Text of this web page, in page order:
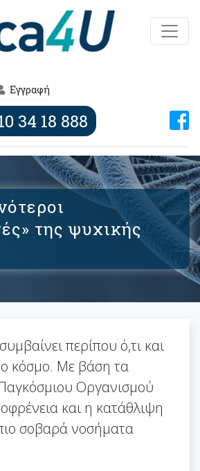
Εγγραφή
34 18 888
της ψυχικής
περίπου ό,τι και
κόσμο. Με βάση τα
Οργανισμού
και η κατάθλιψη
σοβαρά νοσήματα